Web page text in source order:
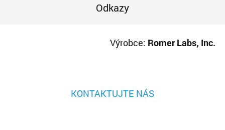
Odkazy
Výrobce: Romer Labs, Inc.
KONTAKTUJTE NÁS